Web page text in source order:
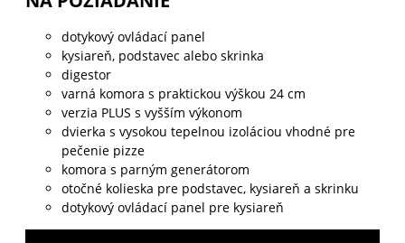
dotykový ovládací panel
kysiareň, podstavec alebo skrinka
digestor
varná komora s praktickou výškou 24 cm
verzia PLUS s vyšším výkonom
dvierka s vysokou tepelnou izoláciou vhodné pre
pečenie pizze
komora s parným generátorom
otočné kolieska pre podstavec, kysiareň a skrinku
dotykový ovládací panel pre kysiareň